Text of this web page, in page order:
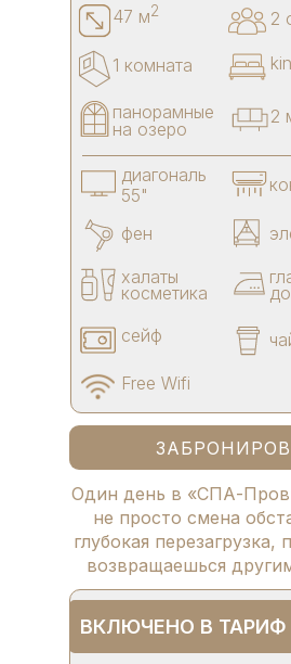
2
фен
халаты
косметика
сейф
диагональ
55"
Free Wifi
панорамные
на озеро
1 комната
2
ВКЛЮЧЕНО В ТАРИФ
47 м2
Один день в «СПА-
не просто смена
глубокая перезагрузка,
возвращаешься